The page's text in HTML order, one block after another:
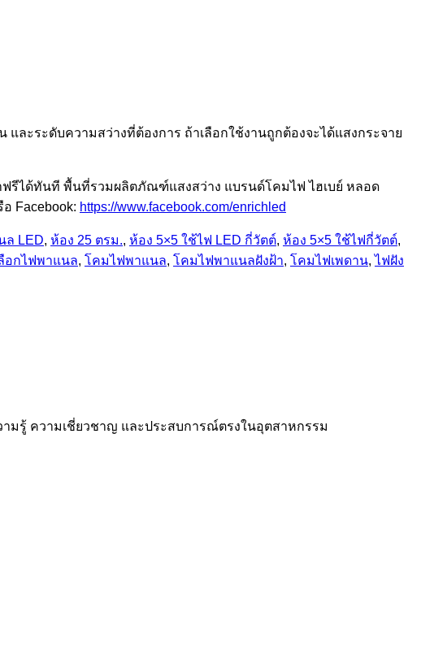
ละระดับความสว่างที่ต้องการ ถ้าเลือกใช้งานถูกต้องจะได้แสงกระจาย
ฟรีได้ทันที พื้นที่รวมผลิตภัณฑ์แสงสว่าง แบรนด์โคมไฟ ไฮเบย์ หลอด
อ Facebook: https://www.facebook.com/enrichled
ล LED, ห้อง 25 ตรม., ห้อง 5×5 ใช้ไฟ LED กี่วัตต์, ห้อง 5×5 ใช้ไฟกี่วัตต์,
อกไฟพาแนล, โคมไฟพาแนล, โคมไฟพาแนลฝังฝ้า, โคมไฟเพดาน,ไฟฝัง
มรู้ ความเชี่ยวชาญ และประสบการณ์ตรงในอุตสาหกรรม